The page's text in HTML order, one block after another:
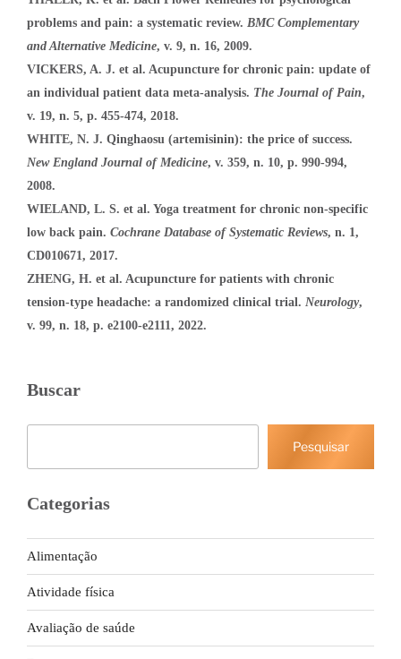
problems and pain: a systematic review. BMC Complementary
and Alternative Medicine, v. 9, n. 16, 2009.
VICKERS, A. J. et al. Acupuncture for chronic pain: update of
an individual patient data meta-analysis. The Journal of Pain,
v. 19, n. 5, p. 455-474, 2018.
WHITE, N. J. Qinghaosu (artemisinin): the price of success.
New England Journal of Medicine, v. 359, n. 10, p. 990-994,
2008.
WIELAND, L. S. et al. Yoga treatment for chronic non-specific
low back pain. Cochrane Database of Systematic Reviews, n. 1,
CD010671, 2017.
ZHENG, H. et al. Acupuncture for patients with chronic
tension-type headache: a randomized clinical trial. Neurology,
v. 99, n. 18, p. e2100-e2111, 2022.
Buscar
Pesquisar
Categorias
Alimentação
Atividade física
Avaliação de saúde